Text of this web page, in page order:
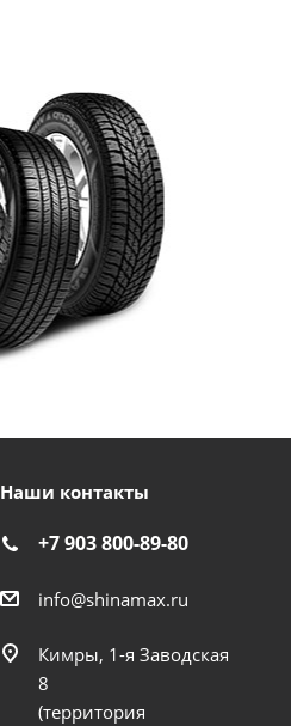
Наши контакты
+7 903 800-89-80
info@shinamax.ru
Кимры, 1-я Заводская
8
(территория